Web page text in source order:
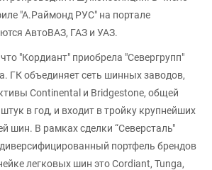
"А.Раймонд РУС" на портале
АвтоВАЗ, ГАЗ и УАЗ.
что "Кордиант" приобрела "Севергрупп"
ГК объединяет сеть шинных заводов,
Continental и Bridgestone, общей
в год, и входит в тройку крупнейших
шин. В рамках сделки “Северсталь"
портфель брендов
легковых шин это Cordiant, Tunga,